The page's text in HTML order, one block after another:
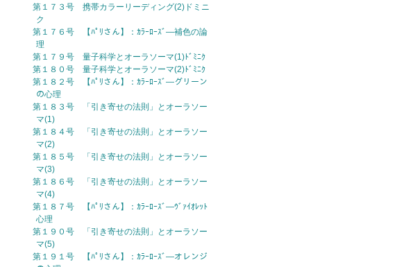
第１７３号 携帯カラーリーディング(2)ドミニ
ク
第１７６号 【ﾊﾟﾘさん】：ｶﾗｰﾛｰｽﾞ—補色の論
理
第１７９号 量子科学とオーラソーマ(1)ﾄﾞﾐﾆｸ
第１８０号 量子科学とオーラソーマ(2)ﾄﾞﾐﾆｸ
第１８２号 【ﾊﾟﾘさん】：ｶﾗｰﾛｰｽﾞ—グリーン
の心理
第１８３号 「引き寄せの法則」とオーラソー
マ(1)
第１８４号 「引き寄せの法則」とオーラソー
マ(2)
第１８５号 「引き寄せの法則」とオーラソー
マ(3)
第１８６号 「引き寄せの法則」とオーラソー
マ(4)
第１８７号 【ﾊﾟﾘさん】：ｶﾗｰﾛｰｽﾞ—ｳﾞｧｲｵﾚｯﾄ
心理
第１９０号 「引き寄せの法則」とオーラソー
マ(5)
第１９１号 【ﾊﾟﾘさん】：ｶﾗｰﾛｰｽﾞ—オレンジ